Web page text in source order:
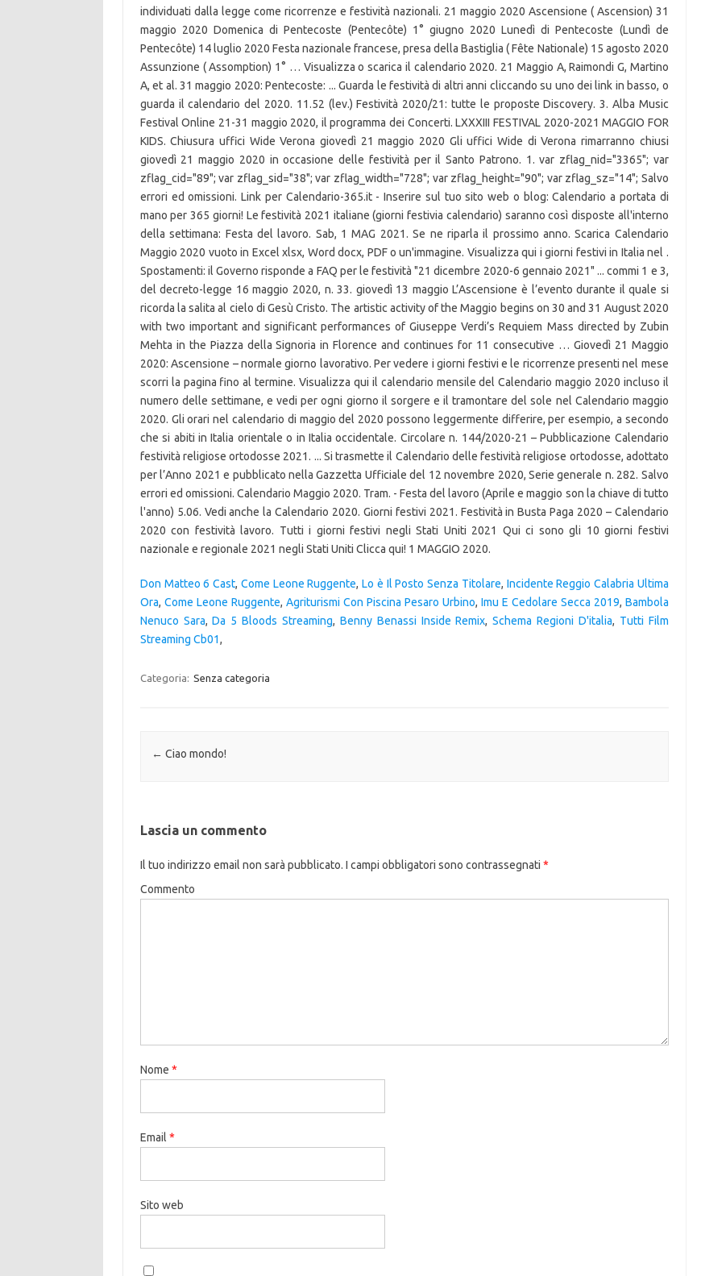
Don Matteo 6 Cast, Come Leone Ruggente,Lo è Il Posto Senza Titolare, Incidente Reggio Calabria Ultima
Ora, Come Leone Ruggente, Agriturismi Con Piscina Pesaro Urbino, Imu E Cedolare Secca 2019, Bambola
Nenuco Sara,Da 5 Bloods Streaming, Benny Benassi Inside Remix,Schema Regioni D'italia, Tutti Film
Streaming Cb01,
Categoria: Senza categoria
Navigazione articolo
← Ciao mondo!
Lascia un commento
Il tuo indirizzo email non sarà pubblicato. I campi obbligatori sono contrassegnati *
Commento
Nome *
Email *
Sito web